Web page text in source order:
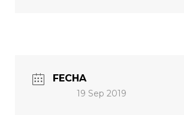
FECHA
19 Sep 2019